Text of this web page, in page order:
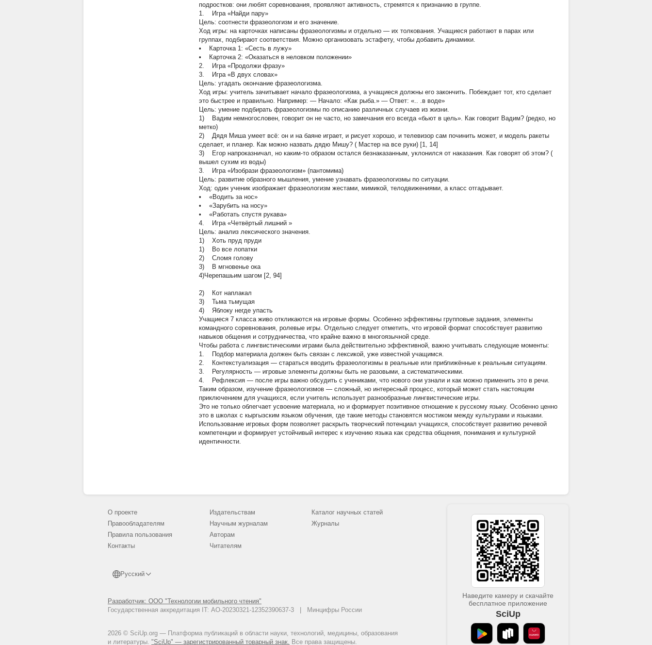
подростков: они любят соревнования, проявляют активность, стремятся к признанию в группе.
1. Игра «Найди пару»
Цель: соотнести фразеологизм и его значение.
Ход игры: на карточках написаны фразеологизмы и отдельно — их толкования. Учащиеся работают в парах или
группах, подбирают соответствия. Можно организовать эстафету, чтобы добавить динамики.
•
Карточка 1: «Сесть в лужу»
•
Карточка 2: «Оказаться в неловком положении»
2. Игра «Продолжи фразу»
3. Игра «В двух словах»
Цель: угадать окончание фразеологизма.
Ход игры: учитель зачитывает начало фразеологизма, а учащиеся должны его закончить. Побеждает тот, кто сделает
это быстрее и правильно. Например: — Начало: «Как рыба.» — Ответ: «.. .в воде»
Цель: умение подбирать фразеологизмы по описанию различных случаев из жизни.
1)
Вадим немногословен, говорит он не часто, но замечания его всегда «бьют в цель». Как говорит Вадим? (редко, но
метко)
2)
Дядя Миша умеет всё: он и на баяне играет, и рисует хорошо, и телевизор сам починить может, и модель ракеты
сделает, и планер. Как можно назвать дядю Мишу? ( Мастер на все руки) [1, 14]
3)
Егор напроказничал, но каким-то образом остался безнаказанным, уклонился от наказания. Как говорят об этом? (
вышел сухим из воды)
3. Игра «Изобрази фразеологизм» (пантомима)
Цель: развитие образного мышления, умение узнавать фразеологизмы по ситуации.
Ход: один ученик изображает фразеологизм жестами, мимикой, телодвижениями, а класс отгадывает.
•
«Водить за нос»
•
«Зарубить на носу»
•
«Работать спустя рукава»
4. Игра «Четвёртый лишний »
Цель: анализ лексического значения.
1) Хоть пруд пруди
1) Во все лопатки
2) Сломя голову
3) В мгновенье ока
4)Черепашьим шагом [2, 94]
2) Кот наплакал
3) Тьма тьмущая
4) Яблоку негде упасть
Учащиеся 7 класса живо откликаются на игровые формы. Особенно эффективны групповые задания, элементы
командного соревнования, ролевые игры. Отдельно следует отметить, что игровой формат способствует развитию
навыков общения и сотрудничества, что крайне важно в многоязычной среде.
Чтобы работа с лингвистическими играми была действительно эффективной, важно учитывать следующие моменты:
1.
Подбор материала должен быть связан с лексикой, уже известной учащимся.
2.
Контекстуализация — стараться вводить фразеологизмы в реальные или приближённые к реальным ситуациям.
3.
Регулярность — игровые элементы должны быть не разовыми, а систематическими.
4.
Рефлексия — после игры важно обсудить с учениками, что нового они узнали и как можно применить это в речи.
Таким образом, изучение фразеологизмов — сложный, но интересный процесс, который может стать настоящим
приключением для учащихся, если учитель использует разнообразные лингвистические игры.
Это не только облегчает усвоение материала, но и формирует позитивное отношение к русскому языку. Особенно ценно
это в школах с кыргызским языком обучения, где такие методы становятся мостиком между культурами и языками.
Использование игровых форм позволяет раскрыть творческий потенциал учащихся, способствует развитию речевой
компетенции и формирует устойчивый интерес к изучению языка как средства общения, понимания и культурной
идентичности.
О проекте
Правообладателям
Правила пользования
Контакты
Русский
Разработчик: ООО "Технологии мобильного чтения"
Государственная аккредитация IT: АО-20230321-12352390637-3 | Минцифры России
2026 © SciUp.org — Платформа публикаций в области науки, технологий, медицины, образования
и литературы. "SciUp" — зарегистрированный товарный знак. Все права защищены.
Издательствам
Научным журналам
Авторам
Читателям
Каталог научных статей
Журналы
Наведите камеру и скачайте
бесплатное приложение
SciUp